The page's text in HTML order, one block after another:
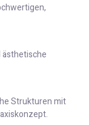
ästhetische
Strukturen mit